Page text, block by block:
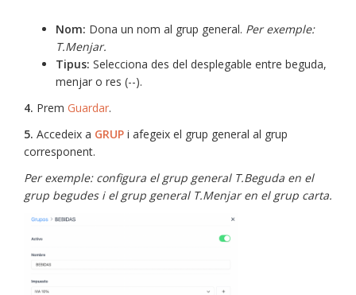
Nom: Dona un nom al grup general. Per exemple:
T.Menjar.
Tipus: Selecciona des del desplegable entre beguda,
menjar o res (--).
4. Prem Guardar.
5. Accedeix a GRUP i afegeix el grup general al grup
corresponent.
Per exemple: configura el grup general T.Beguda en el
grup begudes i el grup general T.Menjar en el grup carta.